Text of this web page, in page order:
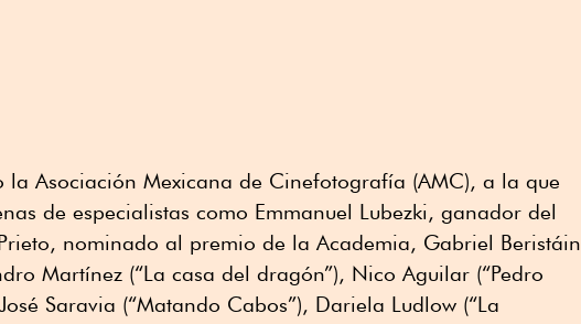
la Asociación Mexicana de Cinefotografía (AMC), a la que
de especialistas como Emmanuel Lubezki, ganador del
nominado al premio de la Academia, Gabriel Beristáin
Martínez (“La casa del dragón”), Nico Aguilar (“Pedro
Saravia (“Matando Cabos”), Dariela Ludlow (“La